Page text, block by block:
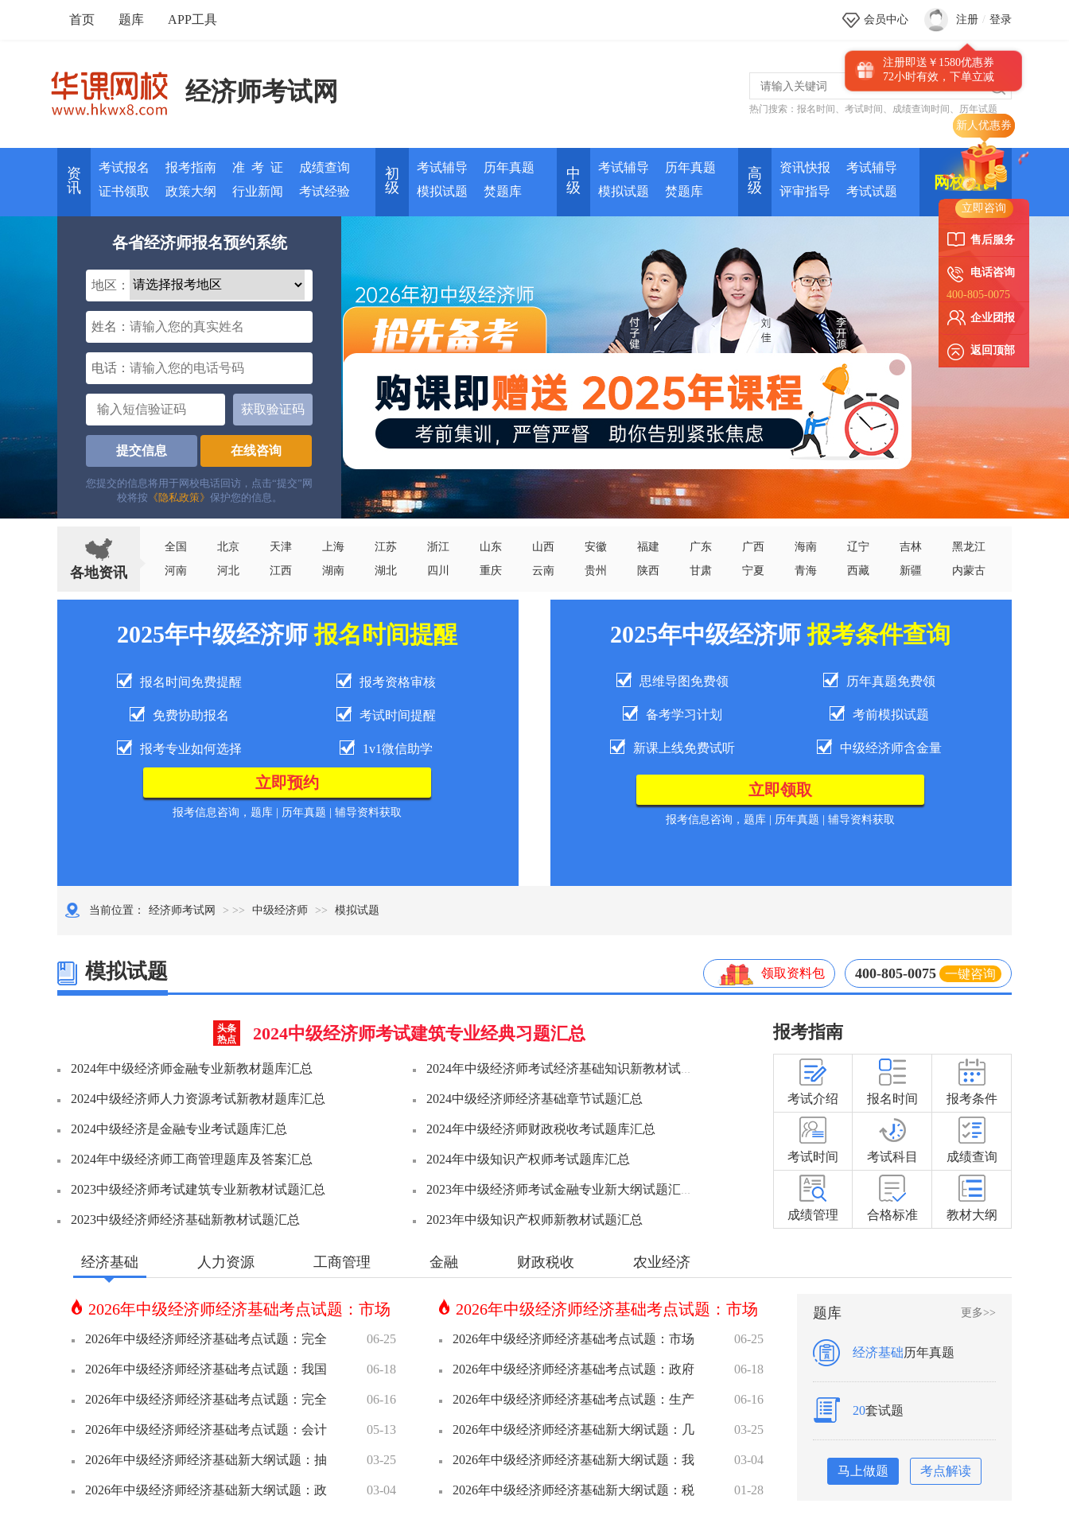
新人优惠券
立即咨询
售后服务
电话咨询
400-805-0075
企业团报
返回顶部
首页 题库 APP工具 会员中心 注册 / 登录
注册即送￥1580优惠券
72小时有效，下单立减
经济师考试网
热门搜索： 报名时间 、 考试时间 、 成绩查询时间 、 历年试题
资
讯
考试报名 报考指南 准 考 证
成绩查询
证书领取
政策大纲 行业新闻 考试经验
初
级
考试辅导
历年真题
模拟试题
焚题库
中
级
考试辅导
历年真题
模拟试题
焚题库
高
级
资讯快报
考试辅导
评审指导
考试试题
网校培训
各省经济师报名预约系统
地区：
姓名：
电话：
获取验证码
提交信息 在线咨询
您提交的信息将用于网校电话回访，点击“提交”网
校将按 《隐私政策》 保护您的信息。
各地资讯
全国 北京 天津 上海 江苏 浙江 山东 山西 安徽 福建 广东 广西 海南 辽宁 吉林
黑龙江
河南
河北 江西 湖南 湖北 四川 重庆 云南 贵州 陕西 甘肃 宁夏 青海 西藏 新疆 内蒙古
2025年中级经济师报名时间提醒
报名时间免费提醒 报考资格审核
免费协助报名 考试时间提醒
报考专业如何选择 1v1微信助学
报考信息咨询，题库 | 历年真题 | 辅导资料获取
2025年中级经济师报考条件查询
思维导图免费领 历年真题免费领
备考学习计划 考前模拟试题
新课上线免费试听 中级经济师含金量
报考信息咨询，题库 | 历年真题 | 辅导资料获取
当前位置： 经济师考试网 > >> 中级经济师 >> 模拟试题
领取资料包 400-805-0075 一键咨询
模拟试题
头条
热点
2024中级经济师考试建筑专业经典习题汇总
2024年中级经济师金融专业新教材题库汇总 2024年中级经济师考试经济基础知识新教材试题汇总
2024中级经济师人力资源考试新教材题库汇总 2024中级经济师经济基础章节试题汇总
2024中级经济是金融专业考试题库汇总 2024年中级经济师财政税收考试题库汇总
2024年中级经济师工商管理题库及答案汇总 2024年中级知识产权师考试题库汇总
2023中级经济师考试建筑专业新教材试题汇总 2023年中级经济师考试金融专业新大纲试题汇总
2023中级经济师经济基础新教材试题汇总 2023年中级知识产权师新教材试题汇总
报考指南
考试介绍 报名时间 报考条件
考试时间 考试科目 成绩查询
成绩管理 合格标准 教材大纲
经济基础 人力资源 工商管理 金融 财政税收 农业经济
2026年中级经济师经济基础考点试题：市场 2026年中级经济师经济基础考点试题：市场
2026年中级经济师经济基础考点试题：完全 06-25 2026年中级经济师经济基础考点试题：市场 06-25
2026年中级经济师经济基础考点试题：我国 06-18 2026年中级经济师经济基础考点试题：政府 06-18
2026年中级经济师经济基础考点试题：完全 06-16 2026年中级经济师经济基础考点试题：生产 06-16
2026年中级经济师经济基础考点试题：会计 05-13 2026年中级经济师经济基础新大纲试题：几 03-25
2026年中级经济师经济基础新大纲试题：抽 03-25 2026年中级经济师经济基础新大纲试题：我 03-04
2026年中级经济师经济基础新大纲试题：政 03-04 2026年中级经济师经济基础新大纲试题：税 01-28
更多>>
题库
经济基础历年真题
20套试题
马上做题 考点解读